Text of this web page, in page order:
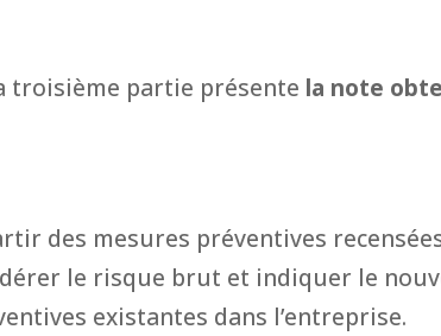
troisième partie présente la note
des mesures préventives
le risque brut et indiquer le
existantes dans l’entreprise.